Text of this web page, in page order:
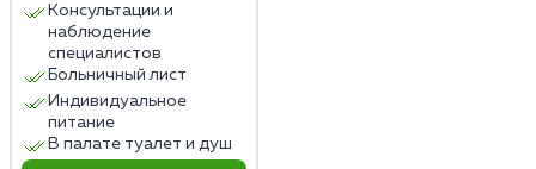
Консультации и
наблюдение
специалистов
Больничный лист
Индивидуальное
питание
В палате туалет и душ